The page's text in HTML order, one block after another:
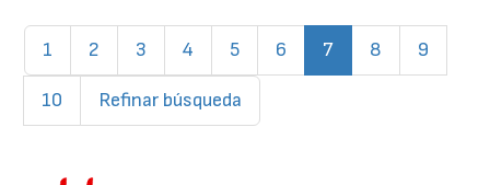
1 2 3 4 5 6 7(current)
8 9
10 Refinar búsqueda